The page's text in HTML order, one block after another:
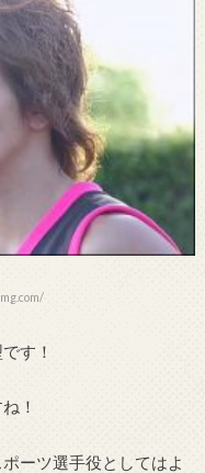
す！
！
ーツ選手役としてはよ